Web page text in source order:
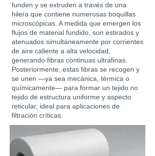
funden y se extruden a través de una
hilera que contiene numerosas boquillas
microscópicas. A medida que emergen los
flujos de material fundido, son estirados y
atenuados simultáneamente por corrientes
de aire caliente a alta velocidad,
generando fibras continuas ultrafinas.
Posteriormente, estas fibras se recogen y
se unen —ya sea mecánica, térmica o
químicamente— para formar un tejido no
tejido de estructura uniforme y aspecto
reticular, ideal para aplicaciones de
filtración críticas.